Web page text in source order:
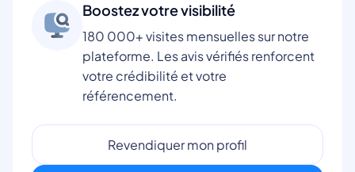
Boostez votre visibilité
180 000+ visites mensuelles sur notre
plateforme. Les avis vérifiés renforcent
votre crédibilité et votre
référencement.
Revendiquer mon profil